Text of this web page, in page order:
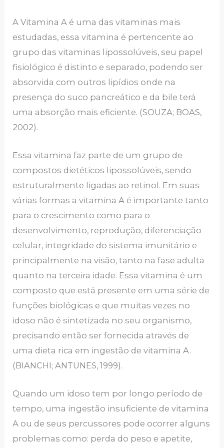
A Vitamina A é uma das vitaminas mais
estudadas, essa vitamina é pertencente ao
grupo das vitaminas lipossolúveis, seu papel
fisiológico é distinto e separado, podendo ser
absorvida com outros lipídios onde na
presença do suco pancreático e da bile terá
uma absorção mais eficiente. (SOUZA; BOAS,
2002).
Essa vitamina faz parte de um grupo de
compostos dietéticos lipossolúveis, sendo
estruturalmente ligadas ao retinol. Em suas
várias formas a vitamina A é importante tanto
para o crescimento como para o
desenvolvimento, reprodução, diferenciação
celular, integridade do sistema imunitário e
principalmente na visão, tanto na fase adulta
quanto na terceira idade. Essa vitamina é um
composto que está presente em uma série de
funções biológicas e que muitas vezes no
idoso não é sintetizada no seu organismo,
precisando então ser fornecida através de
uma dieta rica em ingestão de vitamina A.
(BIANCHI; ANTUNES, 1999).
Quando um idoso tem por longo período de
tempo, uma ingestão insuficiente de vitamina
A ou de seus percussores pode ocorrer alguns
problemas como: perda do peso e apetite,